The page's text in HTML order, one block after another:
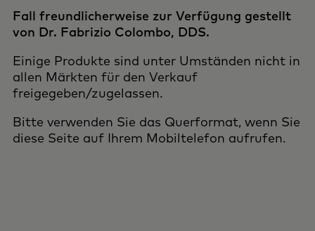
Fall freundlicherweise zur Verfügung gestellt
von Dr. Fabrizio Colombo, DDS.
Einige Produkte sind unter Umständen nicht in
allen Märkten für den Verkauf
freigegeben/zugelassen.
Bitte verwenden Sie das Querformat, wenn Sie
diese Seite auf Ihrem Mobiltelefon aufrufen.